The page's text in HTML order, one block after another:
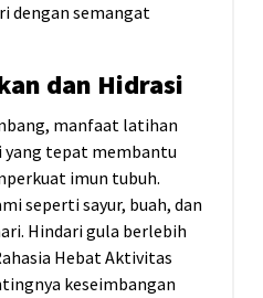
dengan semangat
dan Hidrasi
manfaat latihan
tepat membantu
imun tubuh.
seperti sayur, buah, dan
Hindari gula berlebih
Hebat Aktivitas
keseimbangan